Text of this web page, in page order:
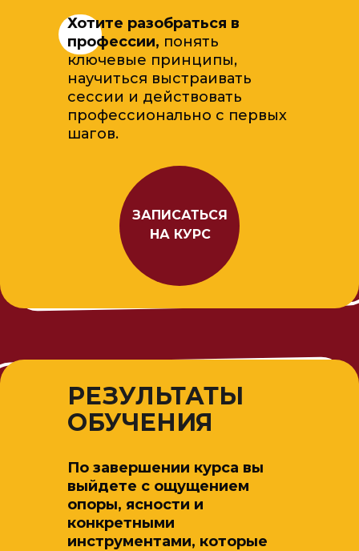
ЗАПИСАТЬСЯ
НА КУРС
Хотите разобраться в
профессии, понять
ключевые принципы,
научиться выстраивать
сессии и действовать
профессионально с первых
шагов.
По завершении курса вы
выйдете с ощущением
опоры, ясности и
конкретными
инструментами, которые
РЕЗУЛЬТАТЫ
ОБУЧЕНИЯ